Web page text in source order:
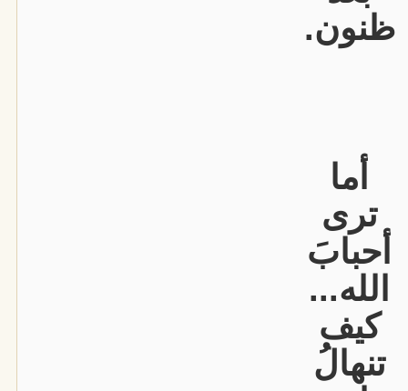
ظنون.
أما
ترى
أحبابَ
الله...
كيف
تنهالُ